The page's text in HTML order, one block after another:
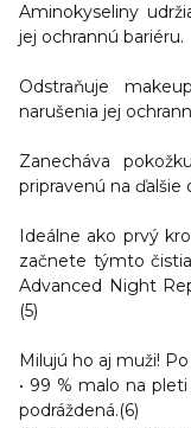
Aminokyseliny
jej ochrannú bariéru.
Odstraňuje
narušenia jej
Zanecháva
pripravenú na ďalšie
Ideálne ako prvý
začnete týmto
Advanced Night
(5)
Milujú ho aj muži! Po
• 99 % malo na
podráždená.(6)